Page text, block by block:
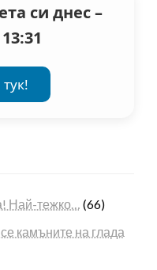
си днес –
Най-тежко… (66)
камъните на глада